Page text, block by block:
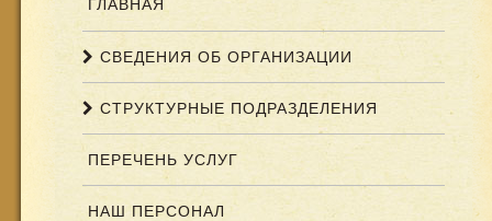
ГЛАВНАЯ
СВЕДЕНИЯ ОБ ОРГАНИЗАЦИИ
СТРУКТУРНЫЕ ПОДРАЗДЕЛЕНИЯ
ПЕРЕЧЕНЬ УСЛУГ
НАШ ПЕРСОНАЛ